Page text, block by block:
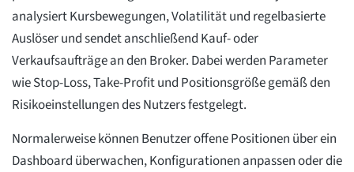
analysiert Kursbewegungen, Volatilität und regelbasierte
Auslöser und sendet anschließend Kauf- oder
Verkaufsaufträge an den Broker. Dabei werden Parameter
wie Stop-Loss, Take-Profit und Positionsgröße gemäß den
Risikoeinstellungen des Nutzers festgelegt.
Normalerweise können Benutzer offene Positionen über ein
Dashboard überwachen, Konfigurationen anpassen oder die